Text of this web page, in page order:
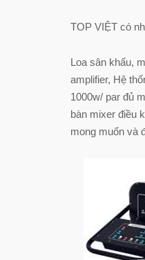
TOP VIỆT có
Loa sân khấu,
amplifier, Hệ
1000w/ par đủ
bàn mixer điều
mong muốn và